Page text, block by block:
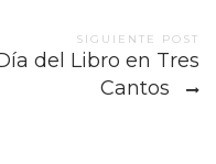
SIGUIENTE POST
del Libro en Tres
Cantos